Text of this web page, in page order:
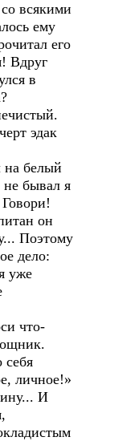
всякими
ему
его
Вдруг
в
эдак
на белый
не бывал я
он
Поэтому
дело:
уже
что-
себя
личное!»
И